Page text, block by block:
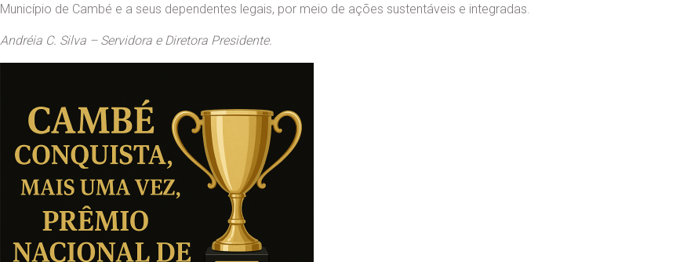
Município de Cambé e a seus dependentes legais, por meio de ações sustentáveis e integradas.
Andréia C. Silva – Servidora e Diretora Presidente.